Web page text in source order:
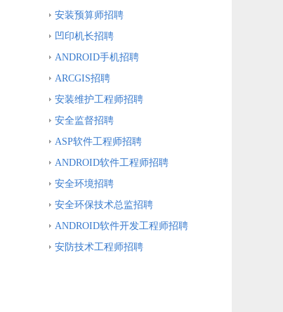
安装预算师招聘
凹印机长招聘
ANDROID手机招聘
ARCGIS招聘
安装维护工程师招聘
安全监督招聘
ASP软件工程师招聘
ANDROID软件工程师招聘
安全环境招聘
安全环保技术总监招聘
ANDROID软件开发工程师招聘
安防技术工程师招聘